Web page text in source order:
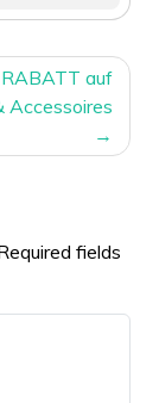
auf
Accessoires
fields